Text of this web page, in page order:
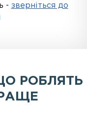
- зверніться до
РОБЛЯТЬ